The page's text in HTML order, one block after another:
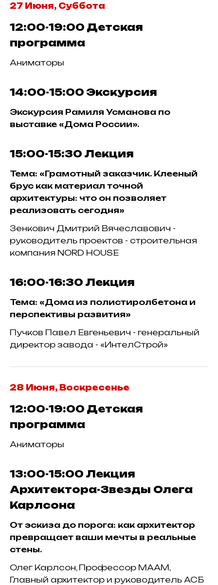
27 Июня, Суббота
12:00-19:00 Детская
программа
Аниматоры
14:00-15:00 Экскурсия
Экскурсия Рамиля Усманова по
выставке «Дома России».
15:00-15:30 Лекция
Тема: «Грамотный заказчик. Клееный
брус как материал точной
архитектуры: что он позволяет
реализовать сегодня»
Зенкович Дмитрий Вячеславович -
руководитель проектов - строительная
компания NORD HOUSE
16:00-16:30 Лекция
Тема: «Дома из полистиролбетона и
перспективы развития»
Пучков Павел Евгеньевич - генеральный
директор завода - «ИнтелСтрой»
28 Июня, Воскресенье
12:00-19:00 Детская
программа
Аниматоры
13:00-15:00 Лекция
Архитектора-Звезды Олега
Карлсона
От эскиза до порога: как архитектор
превращает ваши мечты в реальные
стены.
Олег Карлсон, Профессор МААМ,
Главный архитектор и руководитель АСБ